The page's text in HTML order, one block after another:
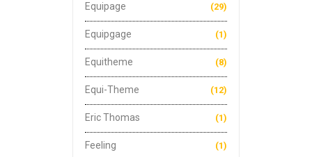
Equipage (29)
Equipgage (1)
Equitheme (8)
Equi-Theme (12)
Eric Thomas (1)
Feeling (1)